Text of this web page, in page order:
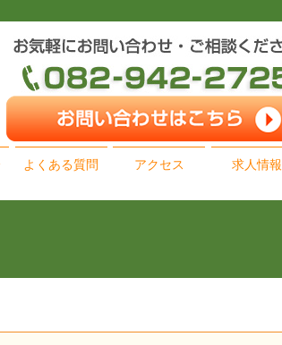
よくある質問 アクセス 求人情報